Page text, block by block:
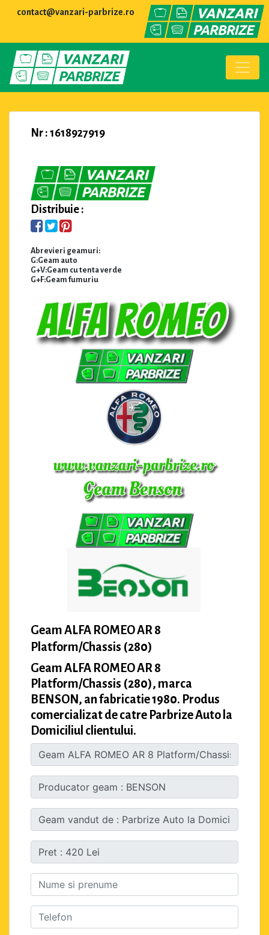
contact@vanzari-parbrize.ro
Nr : 1618927919
Distribuie :
Abrevieri geamuri:
G:Geam auto
G+V:Geam cu tenta verde
G+F:Geam fumuriu
Geam ALFA ROMEO AR 8
Platform/Chassis (280)
Geam ALFA ROMEO AR 8
Platform/Chassis (280), marca
BENSON, an fabricatie 1980. Produs
comercializat de catre Parbrize Auto la
Domiciliul clientului.